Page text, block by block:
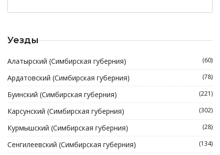
Уезды
Алатырский (Симбирская губерния) (60)
Ардатовский (Симбирская губерния) (78)
Буинский (Симбирская губерния) (221)
Карсунский (Симбирская губерния) (302)
Курмышский (Симбирская губерния) (28)
Сенгилеевский (Симбирская губерния) (134)